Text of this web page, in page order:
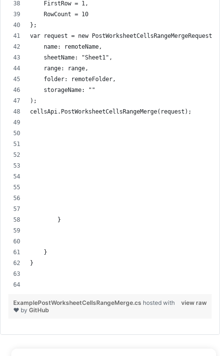
    FirstRow = 1,
    RowCount = 10
};
var request = new PostWorksheetCellsRangeMergeRequest(
    name: remoteName,
    sheetName: "Sheet1",
    range: range,
    folder: remoteFolder,
    storageName: ""
);
cellsApi.PostWorksheetCellsRangeMerge(request);
        }
    }
}
view raw
ExamplePostWorksheetCellsRangeMerge.cs hosted with
❤ by GitHub